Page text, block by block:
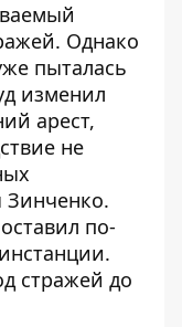
Однако
пыталась
изменил
арест,
не
Зинченко.
по-
стражей до